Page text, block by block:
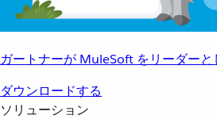
ガートナーが MuleSoft をリーダーと
ダウンロードする
ソリューション